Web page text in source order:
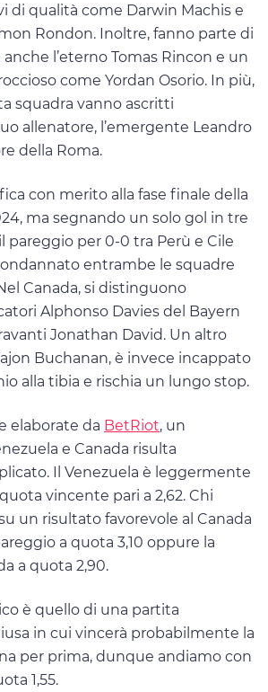
di qualità come Darwin Machis e
Rondon. Inoltre, fanno parte di
l’eterno Tomas Rincon e un
come Yordan Osorio. In più,
squadra vanno ascritti
allenatore, l’emergente Leandro
della Roma.
con merito alla fase finale della
ma segnando un solo gol in tre
pareggio per 0-0 tra Perù e Cile
entrambe le squadre
Canada, si distinguono
Alphonso Davies del Bayern
Jonathan David. Un altro
Buchanan, è invece incappato
alla tibia e rischia un lungo stop.
elaborate da BetRiot, un
e Canada risulta
Il Venezuela è leggermente
vincente pari a 2,62. Chi
un risultato favorevole al Canada
a quota 3,10 oppure la
a quota 2,90.
è quello di una partita
in cui vincerà probabilmente la
per prima, dunque andiamo con
1,55.